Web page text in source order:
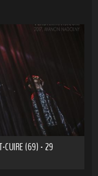
CUIRE (69) - 29